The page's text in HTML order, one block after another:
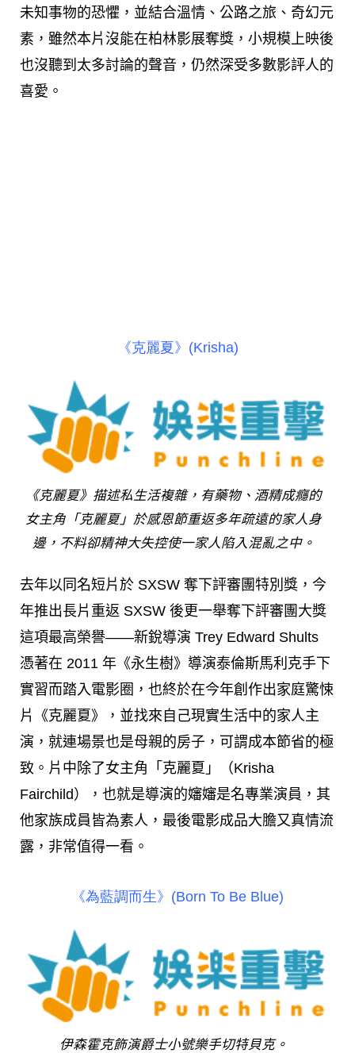
未知事物的恐懼，並結合溫情、公路之旅、奇幻元
素，雖然本片沒能在柏林影展奪獎，小規模上映後
也沒聽到太多討論的聲音，仍然深受多數影評人的
喜愛。
《克麗夏》(Krisha)
《克麗夏》描述私生活複雜，有藥物、酒精成癮的
女主角「克麗夏」於感恩節重返多年疏遠的家人身
邊，不料卻精神大失控使一家人陷入混亂之中。
去年以同名短片於 SXSW 奪下評審團特別獎，今
年推出長片重返 SXSW 後更一舉奪下評審團大獎
這項最高榮譽——新銳導演 Trey Edward Shults
憑著在 2011 年《永生樹》導演泰倫斯馬利克手下
實習而踏入電影圈，也終於在今年創作出家庭驚悚
片《克麗夏》，並找來自己現實生活中的家人主
演，就連場景也是母親的房子，可謂成本節省的極
致。片中除了女主角「克麗夏」（Krisha
Fairchild），也就是導演的嬸嬸是名專業演員，其
他家族成員皆為素人，最後電影成品大膽又真情流
露，非常值得一看。
《為藍調而生》(Born To Be Blue)
伊森霍克飾演爵士小號樂手切特貝克。